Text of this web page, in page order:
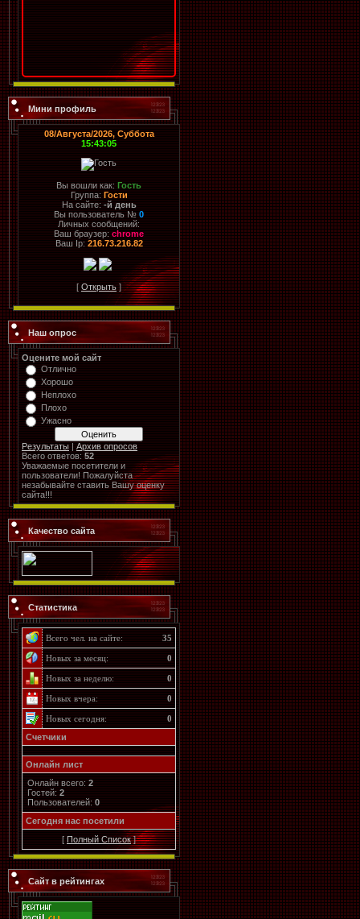
Мини профиль
08/Августа/2026, Суббота
15:43:05
Вы вошли как: Гость
Группа: Гости
На сайте: -й день
Вы пользователь № 0
Личных сообщений:
Ваш браузер: chrome
Ваш Ip:216.73.216.82
[ Открыть]
Наш опрос
Оцените мой сайт
Отлично
Хорошо
Неплохо
Плохо
Ужасно
Результаты
Архив опросов
Всего ответов: 52
Уважаемые посетители и
пользователи! Пожалуйста
незабывайте ставить Вашу оценку
сайта!!!
Качество сайта
Статистика
Всего чел. на сайте: 35
Новых за месяц: 0
Новых за неделю: 0
Новых вчера: 0
Новых сегодня:
0
Счетчики
Онлайн лист
Онлайн всего: 2
Гостей: 2
Пользователей: 0
Cегодня нас посетили
[ Полный Список]
Сайт в рейтингах